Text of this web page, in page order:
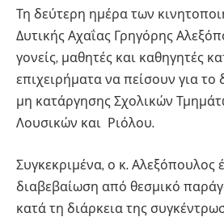
Τη δεύτερη ημέρα των
Δυτικής Αχαΐας Γρηγόρης
γονείς, μαθητές και καθηγητές
επιχειρήματα να πείσουν για το
μη κατάργησης Σχολικών
Λουσικών και Ριόλου.
Συγκεκριμένα, ο κ. Αλεξόπουλος
διαβεβαίωση από θεσμικό
κατά τη διάρκεια της